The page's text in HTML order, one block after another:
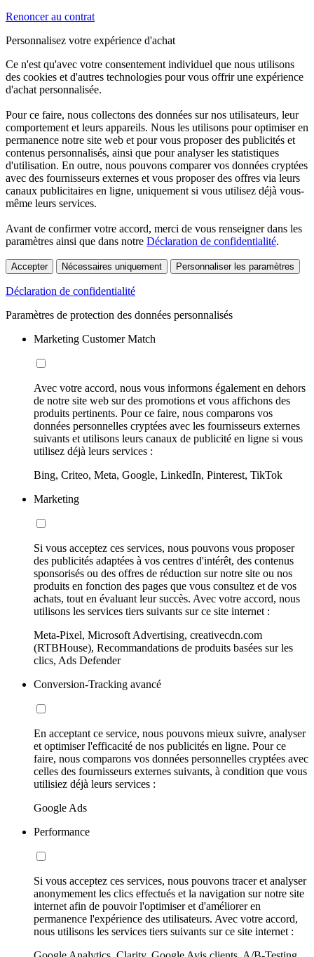
Renoncer au contrat
Personnalisez votre expérience d'achat
Ce n'est qu'avec votre consentement individuel que nous utilisons
des cookies et d'autres technologies pour vous offrir une expérience
d'achat personnalisée.
Pour ce faire, nous collectons des données sur nos utilisateurs, leur
comportement et leurs appareils. Nous les utilisons pour optimiser en
permanence notre site web et pour vous proposer des publicités et
contenus personnalisés, ainsi que pour analyser les statistiques
d'utilisation. En outre, nous pouvons comparer vos données cryptées
avec des fournisseurs externes et vous proposer des offres via leurs
canaux publicitaires en ligne, uniquement si vous utilisez déjà vous-
même leurs services.
Avant de confirmer votre accord, merci de vous renseigner dans les
paramètres ainsi que dans notre Déclaration de confidentialité.
Accepter Nécessaires uniquement Personnaliser les paramètres
Déclaration de confidentialité
Paramètres de protection des données personnalisés
Marketing Customer Match
Avec votre accord, nous vous informons également en dehors
de notre site web sur des promotions et vous affichons des
produits pertinents. Pour ce faire, nous comparons vos
données personnelles cryptées avec les fournisseurs externes
suivants et utilisons leurs canaux de publicité en ligne si vous
utilisez déjà leurs services :
Bing, Criteo, Meta, Google, LinkedIn, Pinterest, TikTok
Marketing
Si vous acceptez ces services, nous pouvons vous proposer
des publicités adaptées à vos centres d'intérêt, des contenus
sponsorisés ou des offres de réduction sur notre site ou nos
produits en fonction des pages que vous consultez et de vos
achats, tout en évaluant leur succès. Avec votre accord, nous
utilisons les services tiers suivants sur ce site internet :
Meta-Pixel, Microsoft Advertising, creativecdn.com
(RTBHouse), Recommandations de produits basées sur les
clics, Ads Defender
Conversion-Tracking avancé
En acceptant ce service, nous pouvons mieux suivre, analyser
et optimiser l'efficacité de nos publicités en ligne. Pour ce
faire, nous comparons vos données personnelles cryptées avec
celles des fournisseurs externes suivants, à condition que vous
utilisiez déjà leurs services :
Google Ads
Performance
Si vous acceptez ces services, nous pouvons tracer et analyser
anonymement les clics effectués et la navigation sur notre site
internet afin de pouvoir l'optimiser et d'améliorer en
permanence l'expérience des utilisateurs. Avec votre accord,
nous utilisons les services tiers suivants sur ce site internet :